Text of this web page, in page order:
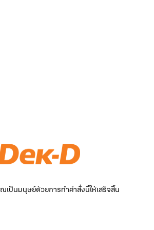
เป็นมนุษย์ด้วยการทำคำสั่งนี้ให้เสร็จสิ้น